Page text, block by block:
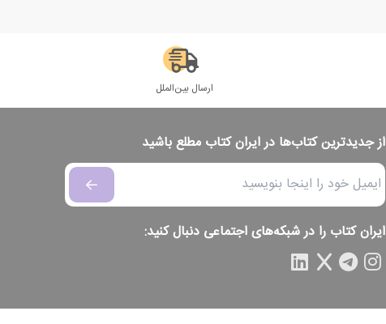
ارسال بین‌الملل
از جدیدترین کتاب‌ها در ایران کتاب مطلع باشید
ایران کتاب را در شبکه‌های اجتماعی دنبال کنید: